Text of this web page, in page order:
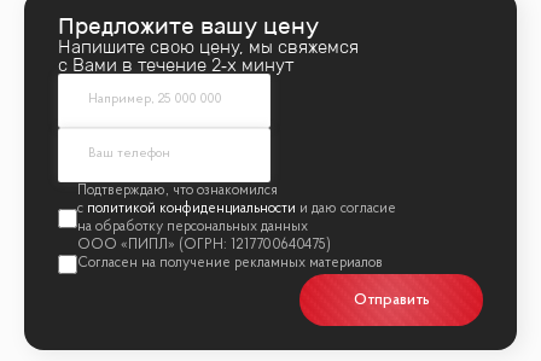
Предложите вашу цену
Напишите свою цену, мы свяжемся
с Вами в течение 2‑х минут
политикой конфиденциальности
Отправить